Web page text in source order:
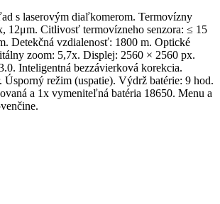
s laserovým diaľkomerom. Termovízny
12μm. Citlivosť termovízneho senzora: ≤ 15
Detekčná vzdialenosť: 1800 m. Optické
zoom: 5,7x. Displej: 2560 × 2560 px.
Inteligentná bezzávierková korekcia.
režim (uspatie). Výdrž batérie: 9 hod.
a 1x vymeniteľná batéria 18650. Menu a